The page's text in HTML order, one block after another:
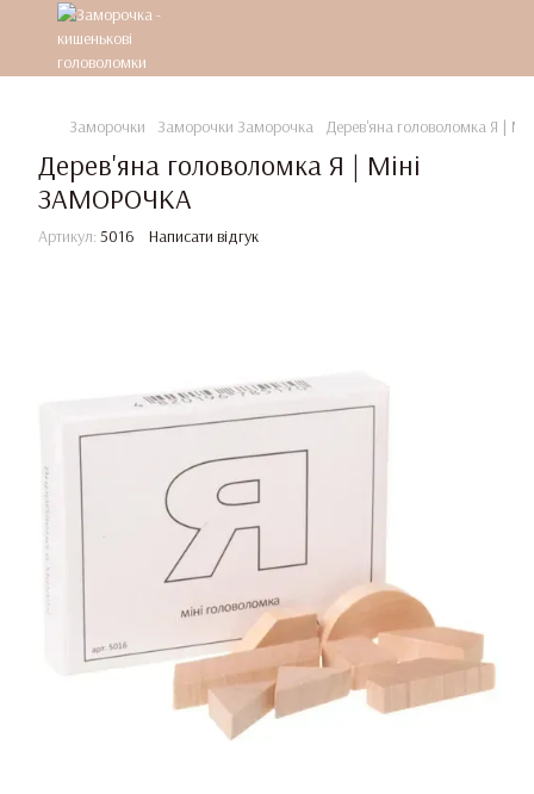
Заморочки Заморочки Заморочка Дерев'яна головоломка Я |
Дерев'яна головоломка Я | Міні
ЗАМОРОЧКА
Артикул: 5016 Написати відгук